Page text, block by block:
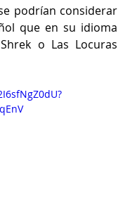
podrían considerar
que en su idioma
o Las Locuras